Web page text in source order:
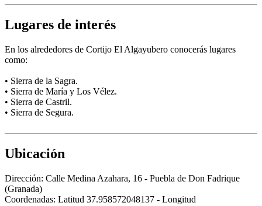
Lugares de interés
En los alrededores de Cortijo El Algayubero conocerás lugares
como:
• Sierra de la Sagra.
• Sierra de María y Los Vélez.
• Sierra de Castril.
• Sierra de Segura.
Ubicación
Dirección: Calle Medina Azahara, 16 - Puebla de Don Fadrique
(Granada)
Coordenadas: Latitud 37.958572048137 - Longitud